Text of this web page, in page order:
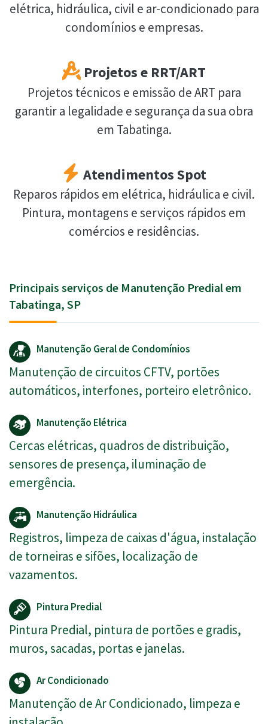
elétrica, hidráulica, civil e ar-condicionado para
condomínios e empresas.
Projetos e RRT/ART
Projetos técnicos e emissão de ART para
garantir a legalidade e segurança da sua obra
em Tabatinga.
Atendimentos Spot
Reparos rápidos em elétrica, hidráulica e civil.
Pintura, montagens e serviços rápidos em
comércios e residências.
Principais serviços de Manutenção Predial em
Tabatinga, SP
Manutenção Geral de Condomínios
Manutenção de circuitos CFTV, portões
automáticos, interfones, porteiro eletrônico.
Manutenção Elétrica
Cercas elétricas, quadros de distribuição,
sensores de presença, iluminação de
emergência.
Manutenção Hidráulica
Registros, limpeza de caixas d'água, instalação
de torneiras e sifões, localização de
vazamentos.
Pintura Predial
Pintura Predial, pintura de portões e gradis,
muros, sacadas, portas e janelas.
Ar Condicionado
Manutenção de Ar Condicionado, limpeza e